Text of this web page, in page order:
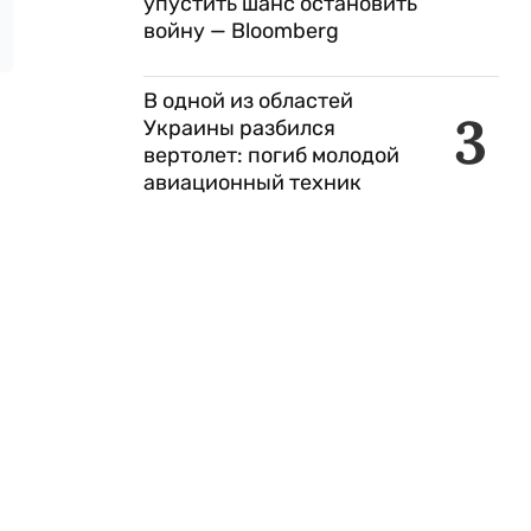
войну — Bloomberg
3
В одной из областей
Украины разбился
вертолет: погиб молодой
авиационный техник